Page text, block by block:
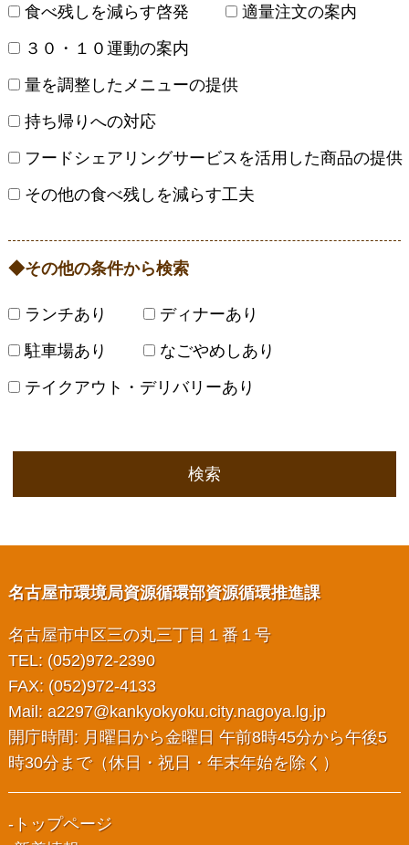
食べ残しを減らす啓発
適量注文の案内
３０・１０運動の案内
量を調整したメニューの提供
持ち帰りへの対応
フードシェアリングサービスを活用した商品の提供
その他の食べ残しを減らす工夫
その他の条件から検索
ランチあり
ディナーあり
駐車場あり
なごやめしあり
テイクアウト・デリバリーあり
検索
名古屋市環境局資源循環部資源循環推進課
名古屋市中区三の丸三丁目１番１号
TEL: (052)972-2390
FAX: (052)972-4133
Mail: a2297@kankyokyoku.city.nagoya.lg.jp
開庁時間: 月曜日から金曜日 午前8時45分から午後5
時30分まで（休日・祝日・年末年始を除く）
トップページ